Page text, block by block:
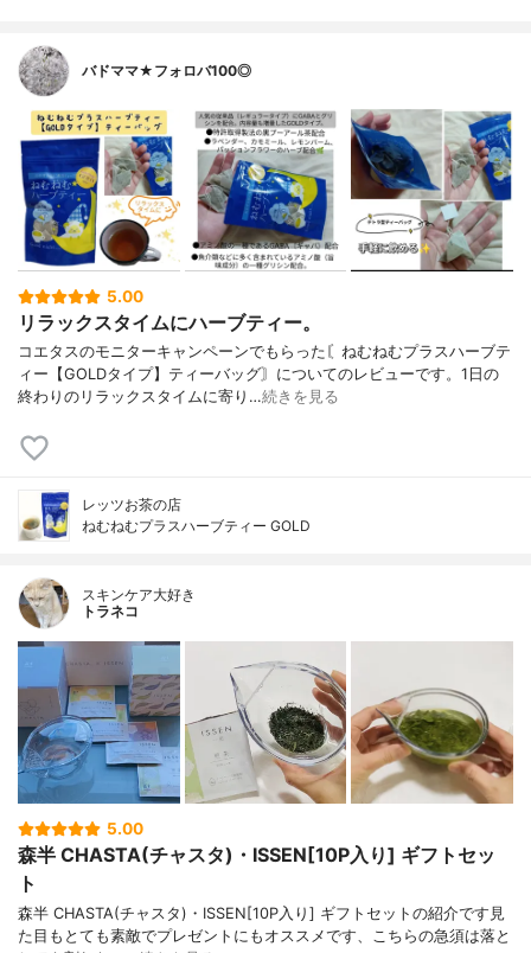
バドママ★フォロバ100◎
5.00
リラックスタイムにハーブティー。
コエタスのモニターキャンペーンでもらった〘ねむねむプラスハーブテ
ィー【GOLDタイプ】ティーバッグ〙についてのレビューです。1日の
終わりのリラックスタイムに寄り…続きを見る
レッツお茶の店
ねむねむプラスハーブティー GOLD
スキンケア大好き
トラネコ
5.00
森半 CHASTA(チャスタ)・ISSEN[10P入り] ギフトセッ
ト
森半 CHASTA(チャスタ)・ISSEN[10P入り] ギフトセットの紹介です見
た目もとても素敵でプレゼントにもオススメです、こちらの急須は落と